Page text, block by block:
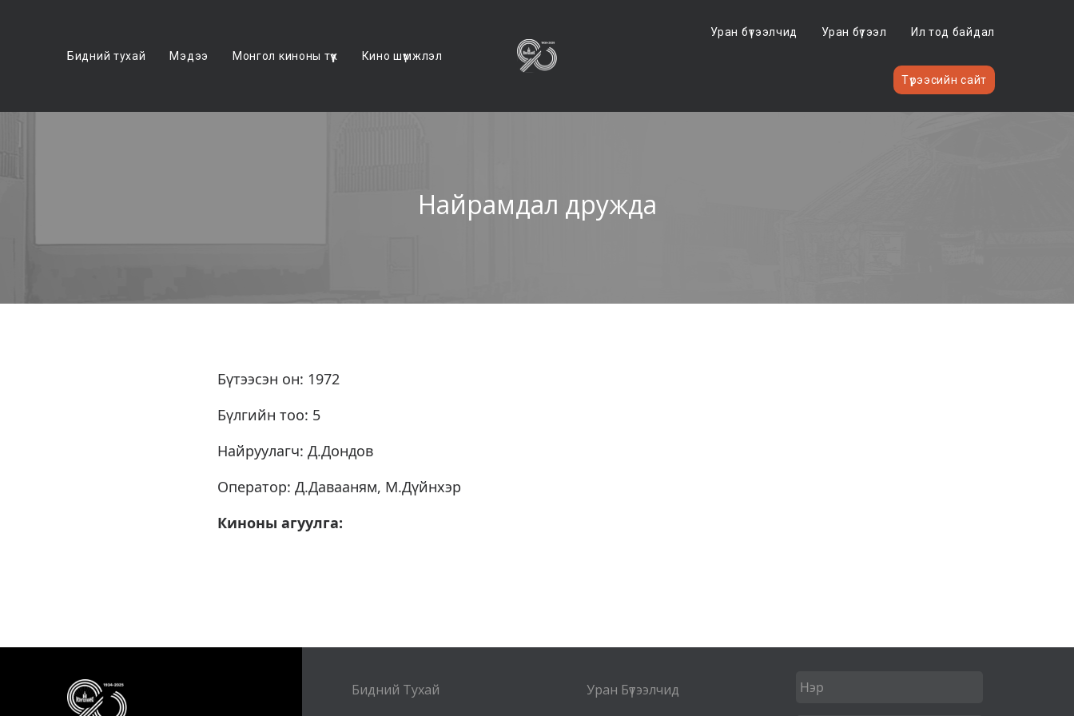
Бидний тухай Мэдээ Монгол киноны түүх Кино шүүмжлэл
Уран бүтээлчид Уран бүтээл Ил тод байдал
Түрээсийн сайт
Найрамдал дружда
Бүтээсэн он: 1972
Бүлгийн тоо: 5
Найруулагч: Д.Дондов
Оператор: Д.Давааням, М.Дүйнхэр
Киноны агуулга:
Бидний Тухай Уран Бүтээлчид